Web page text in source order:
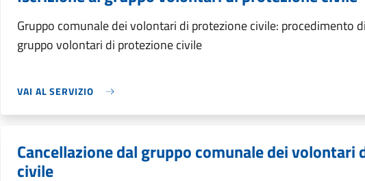
Gruppo comunale dei volontari di protezione civile: procedimento
gruppo volontari di protezione civile
VAI AL SERVIZIO
Cancellazione dal gruppo comunale dei volontari
civile